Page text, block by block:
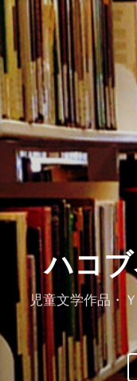
コ
ン
テ
ン
ツ
へ
ス
ッ
ハコ
児童文学作品・